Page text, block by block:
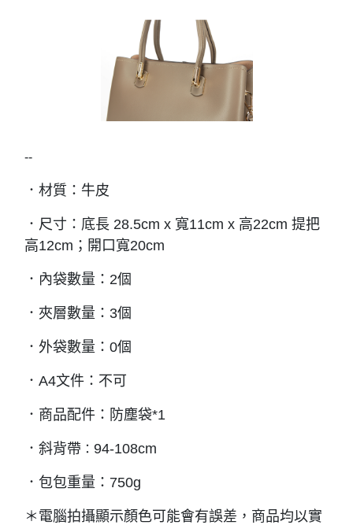
--
． 材質：牛皮
． 尺寸：底長 28.5cm x 寬11cm x 高22cm 提把
高12cm；開口寬20cm
． 內袋數量：2個
． 夾層數量：3個
． 外袋數量：0個
． A4文件：不可
． 商品配件：防塵袋*1
． 斜背帶 ： 94-108cm
． 包包重量： 750g
＊電腦拍攝顯示顏色可能會有誤差，商品均以實